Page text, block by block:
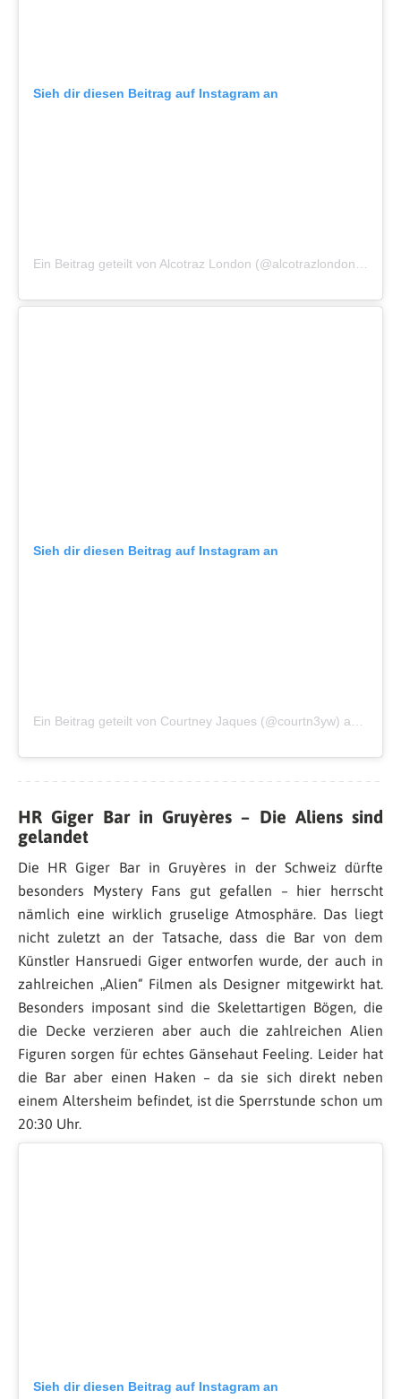
Sieh dir diesen Beitrag auf Instagram an
Ein Beitrag geteilt von Alcotraz London (@alcotrazlondon)am
Sieh dir diesen Beitrag auf Instagram an
Ein Beitrag geteilt von Courtney Jaques (@courtn3yw) am
HR Giger Bar in Gruyères – Die Aliens sind
gelandet
Die HR Giger Bar in Gruyères in der Schweiz dürfte
besonders Mystery Fans gut gefallen – hier herrscht
nämlich eine wirklich gruselige Atmosphäre. Das liegt
nicht zuletzt an der Tatsache, dass die Bar von dem
Künstler Hansruedi Giger entworfen wurde, der auch in
zahlreichen „Alien“ Filmen als Designer mitgewirkt hat.
Besonders imposant sind die Skelettartigen Bögen, die
die Decke verzieren aber auch die zahlreichen Alien
Figuren sorgen für echtes Gänsehaut Feeling. Leider hat
die Bar aber einen Haken – da sie sich direkt neben
einem Altersheim befindet, ist die Sperrstunde schon um
20:30 Uhr.
Sieh dir diesen Beitrag auf Instagram an